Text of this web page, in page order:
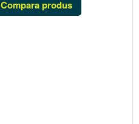
Compara produs